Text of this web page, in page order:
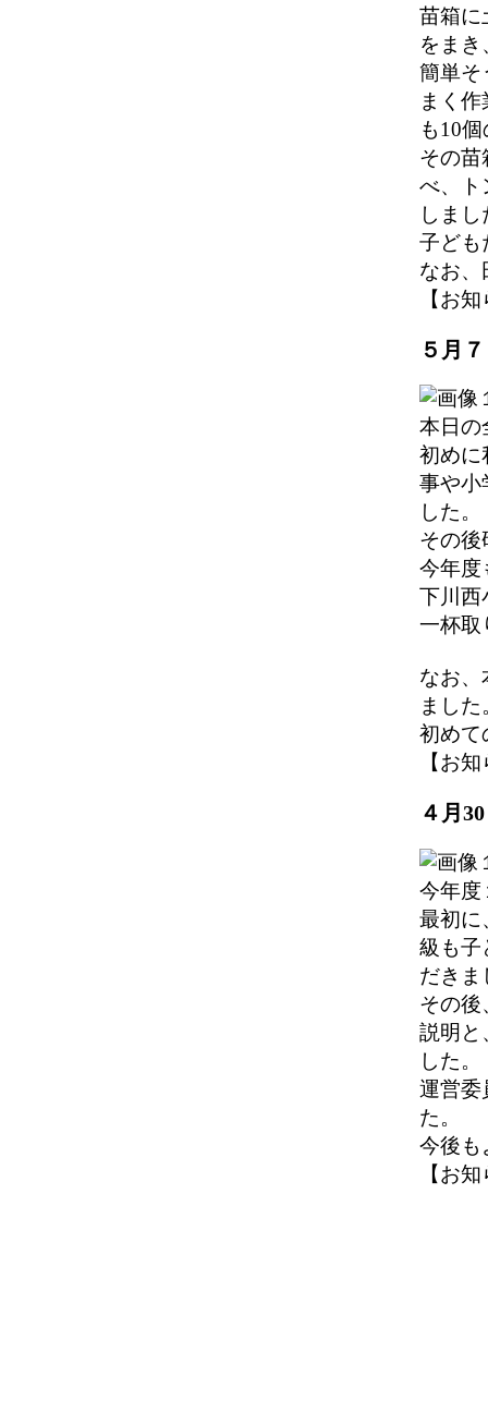
苗箱に
をま
簡単そ
まく
も10
その苗
べ、ト
しまし
子ども
なお、
【お
５月
本日の
初めに
事や小
した。
その後
今年度
下川西
一杯取
なお、
ました
初めて
【お
４月
今年度
最初に
級も子
だきま
その後
説明と
した。
運営委
た。
今後も
【お